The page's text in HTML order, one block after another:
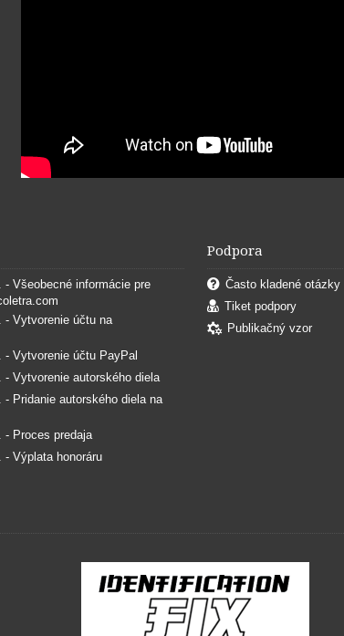
- Všeobecné informácie pre
- Vytvorenie účtu na
- Vytvorenie účtu PayPal
- Vytvorenie autorského diela
- Pridanie autorského diela na
- Proces predaja
- Výplata honoráru
Podpora
Často kladené otázky
Tiket podpory
Publikačný vzor